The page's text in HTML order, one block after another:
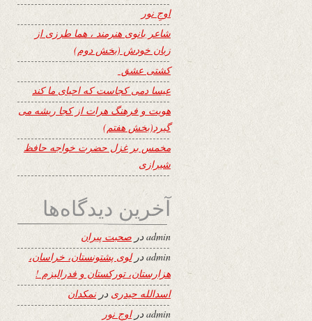
اوجِ نور
شاعر بانوی هنرمند ، هما طرزی از
زبان خودش (بخش دوم)
کشتی عشق
عیسا دمی کجاست که احیای ما کند
هویت و فرهنگ هرات از کجا ریشه می
گیرد(بخش هفتم)
مخمس بر غزل حضرت خواجه حافظ
شیرازی
آخرین دیدگاه‌ها
adminدر صحبت پیران
admin درلوی پشتونستان، خراسان،
هزارستان، تورکستان و فدرالیزم !
اسدالله حیدری درنمکدان
adminدراوجِ نور